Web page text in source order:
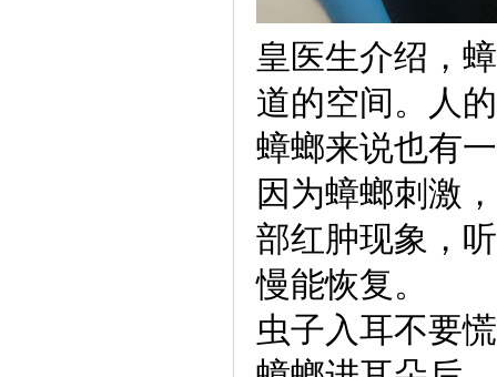
皇医生介绍，
道的空间。人
蟑螂来说也有
因为蟑螂刺激
部红肿现象，
慢能恢复。
虫子入耳不要